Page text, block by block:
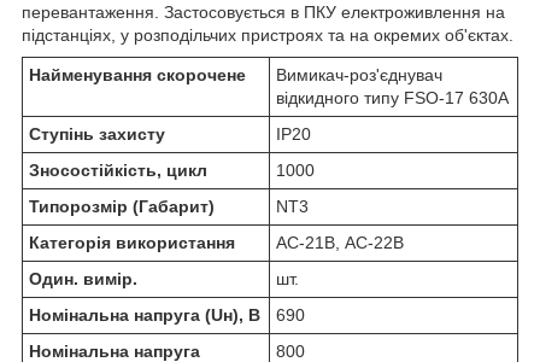
перевантаження. Застосовується в ПКУ електроживлення на
підстанціях, у розподільчих пристроях та на окремих об'єктах.
Найменування скорочене
Вимикач-роз'єднувач
відкидного типу FSO-17 630A
Ступінь захисту
IP20
Зносостійкість, цикл
1000
Типорозмір (Габарит)
NT3
Категорія використання
AC-21B, АС-22В
Один. вимір.
шт.
Номінальна напруга (Uн), В
690
Номінальна напруга
800